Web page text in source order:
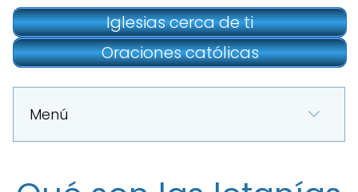
Iglesias cerca de ti
Oraciones católicas
Menú